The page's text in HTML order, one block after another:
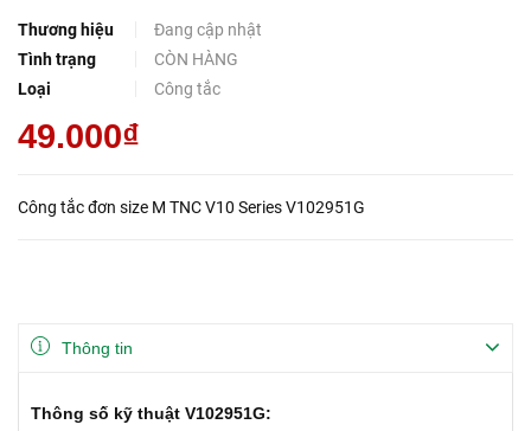
Thương hiệu
Đang cập nhật
Tình trạng
CÒN HÀNG
Loại
Công tắc
49.000₫
Công tắc đơn size M TNC V10 Series V102951G
Thông tin
Thông số kỹ thuật V102951G: